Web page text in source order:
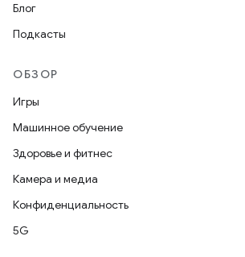
Блог
Подкасты
ОБЗОР
Игры
Машинное обучение
Здоровье и фитнес
Камера и медиа
Конфиденциальность
5G